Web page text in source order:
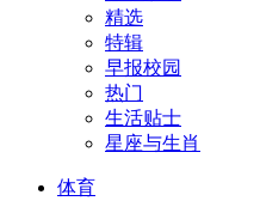
精选
特辑
早报校园
热门
生活贴士
星座与生肖
体育